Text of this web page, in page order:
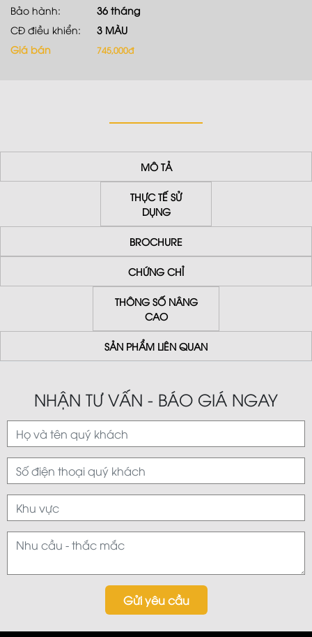
Bảo hành:
36 tháng
CĐ điều khiển:
3 MÀU
Giá bán
745,000đ
MÔ TẢ
THỰC TẾ SỬ
DỤNG
BROCHURE
CHỨNG CHỈ
THÔNG SỐ NÂNG
CAO
SẢN PHẨM LIÊN QUAN
NHẬN TƯ VẤN - BÁO GIÁ NGAY
Gửi yêu cầu